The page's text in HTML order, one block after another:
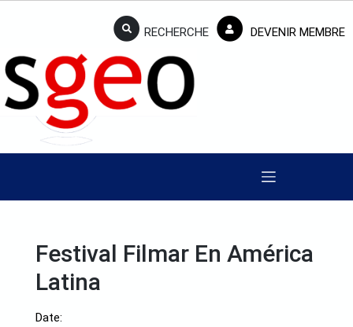
RECHERCHE DEVENIR MEMBRE
Festival Filmar En América
Latina
Date: